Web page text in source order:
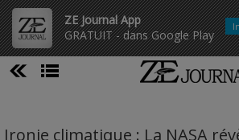
ZE Journal App
GRATUIT - dans Google Play
Ironie climatique : La NASA